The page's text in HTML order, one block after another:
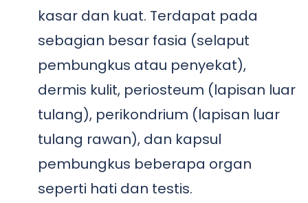
kasar dan kuat. Terdapat pada
sebagian besar fasia (selaput
pembungkus atau penyekat),
dermis kulit, periosteum (lapisan luar
tulang), perikondrium (lapisan luar
tulang rawan), dan kapsul
pembungkus beberapa organ
seperti hati dan testis.